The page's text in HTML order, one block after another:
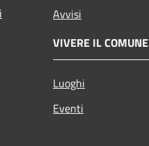
Avvisi
VIVERE IL COMUNE
Luoghi
Eventi